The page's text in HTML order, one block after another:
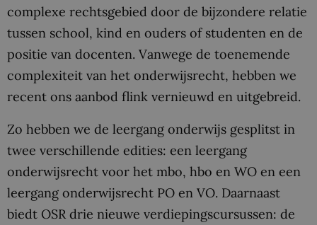
complexe rechtsgebied door de bijzondere relatie
tussen school, kind en ouders of studenten en de
positie van docenten. Vanwege de toenemende
complexiteit van het onderwijsrecht, hebben we
recent ons aanbod flink vernieuwd en uitgebreid.
Zo hebben we de leergang onderwijs gesplitst in
twee verschillende edities: een leergang
onderwijsrecht voor het mbo, hbo en WO en een
leergang onderwijsrecht PO en VO. Daarnaast
biedt OSR drie nieuwe verdiepingscursussen: de